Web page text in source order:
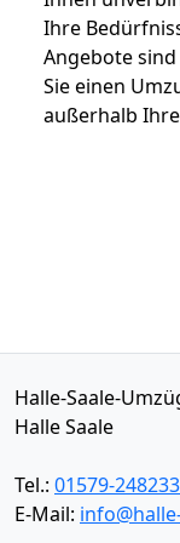
Ihre
Angebote
Sie einen
außerhalb
Halle-Saale-
Halle Saale
Tel.: 01579-
E-Mail: